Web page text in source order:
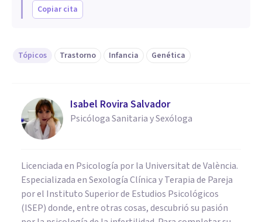
Copiar cita
Tópicos Trastorno Infancia Genética
Isabel Rovira Salvador
Psicóloga Sanitaria y Sexóloga
Licenciada en Psicología por la Universitat de València.
Especializada en Sexología Clínica y Terapia de Pareja
por el Instituto Superior de Estudios Psicológicos
(ISEP) donde, entre otras cosas, descubrió su pasión